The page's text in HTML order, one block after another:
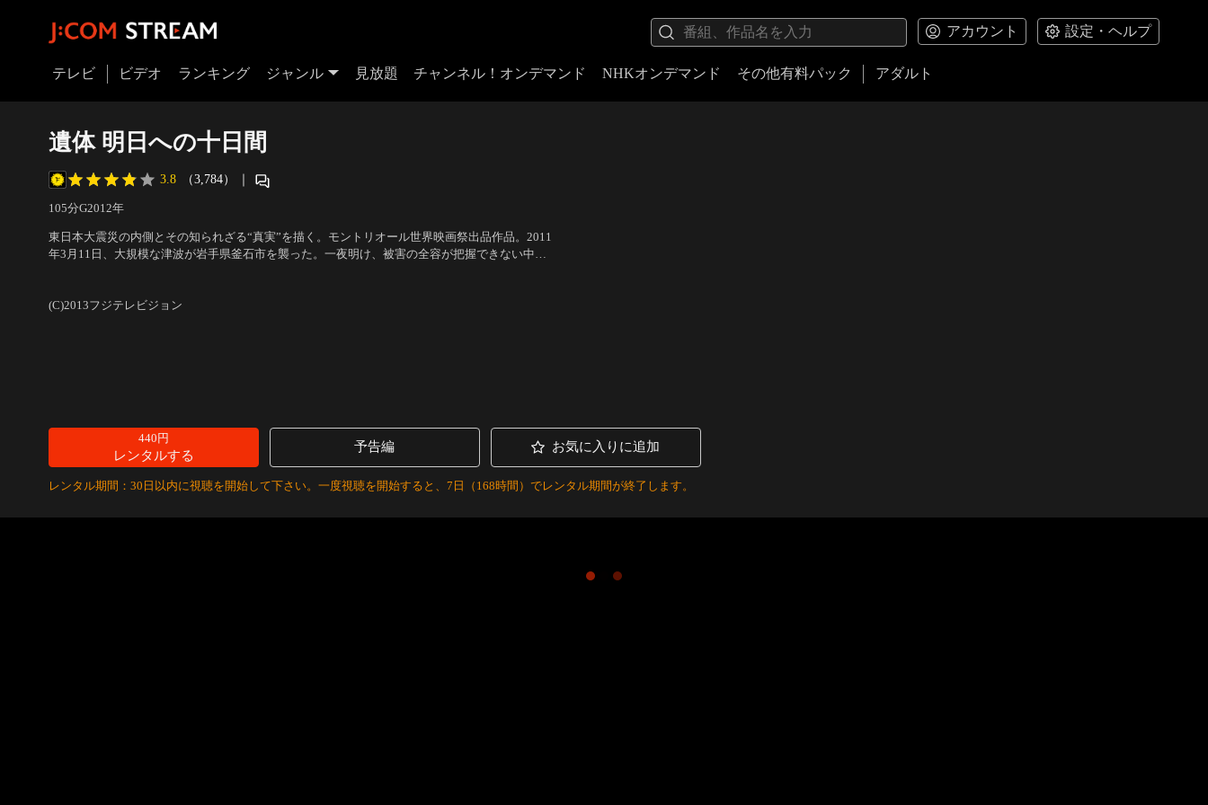
アカウント 設定・ヘルプ
テレビ ビデオ ランキング ジャンル 見放題 チャンネル！オンデマンド NHKオンデマンド その他有料パック アダルト
遺体 明日への十日間
3.8 （3,784） ｜
105分G2012年
東日本大震災の内側とその知られざる“真実”を描く。モントリオール世界映画祭出品作品。2011
年3月11日、大規模な津波が岩手県釜石市を襲った。一夜明け、被害の全容が把握できない中、
(C)2013フジテレビジョン
440円
レンタルする
予告編 お気に入りに追加
レンタル期間：30日以内に視聴を開始して下さい。一度視聴を開始すると、7日（168時間）でレンタル期間が終了します。